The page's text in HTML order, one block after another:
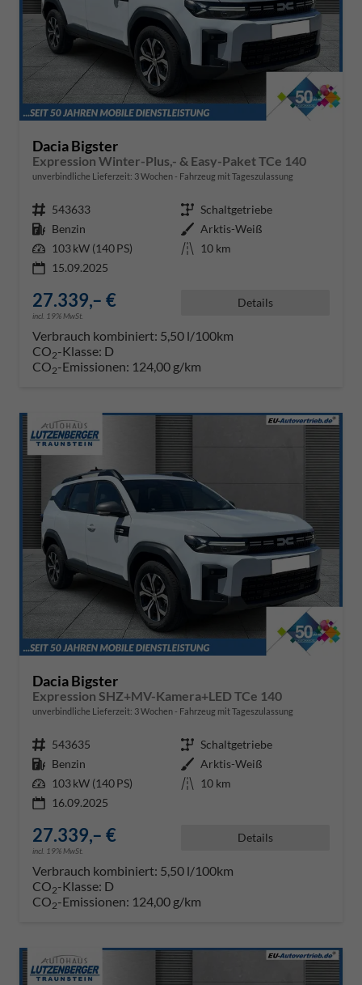
Dacia Bigster
Expression Winter-Plus,- & Easy-Paket TCe 140
unverbindliche Lieferzeit: 3 Wochen Fahrzeug mit Tageszulassung
Fahrzeugnr. 543633 Getriebe Schaltgetriebe
Kraftstoff Benzin Außenfarbe Arktis-Weiß
Leistung 103 kW (140 PS) Kilometerstand 10 km
15.09.2025
27.339,– €
incl. 19% MwSt.
Details
Verbrauch kombiniert: 5,50 l/100km
CO2-Klasse: D
CO2-Emissionen: 124,00 g/km
Dacia Bigster
Expression SHZ+MV-Kamera+LED TCe 140
unverbindliche Lieferzeit: 3 Wochen Fahrzeug mit Tageszulassung
Fahrzeugnr. 543635 Getriebe Schaltgetriebe
Kraftstoff Benzin Außenfarbe Arktis-Weiß
Leistung 103 kW (140 PS) Kilometerstand 10 km
16.09.2025
27.339,– €
incl. 19% MwSt.
Details
Verbrauch kombiniert: 5,50 l/100km
CO2-Klasse: D
CO2-Emissionen: 124,00 g/km